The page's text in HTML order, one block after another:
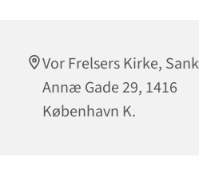
Vor Frelsers Kirke,
Annæ Gade 29, 1416
København K.